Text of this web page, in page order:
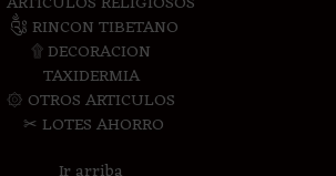
༃ RINCON TIBETANO
۩ DECORACION
TAXIDERMIA
۞ OTROS ARTICULOS
✂ LOTES AHORRO